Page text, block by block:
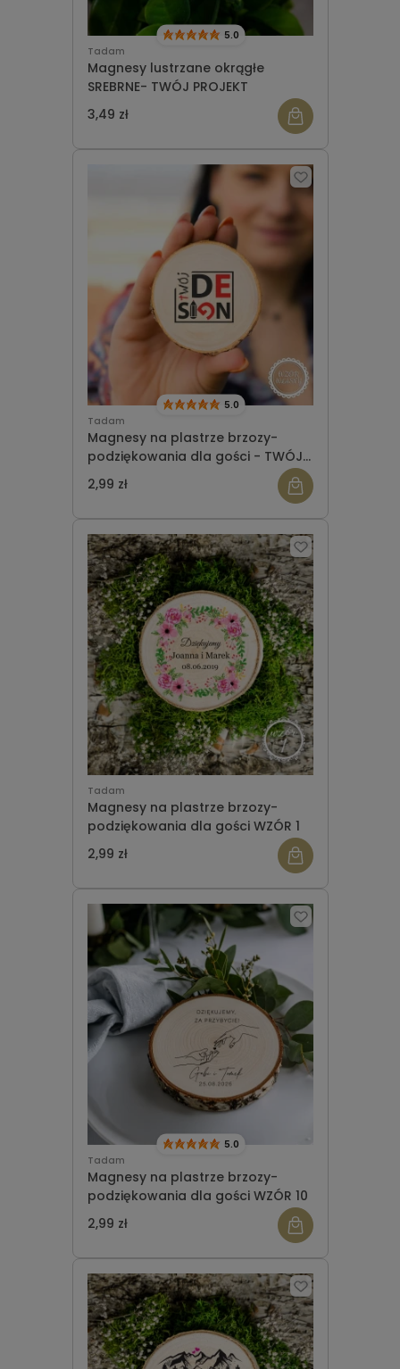
Tadam
Magnesy lustrzane okrągłe
SREBRNE- TWÓJ PROJEKT
5.0
3,49 zł
Tadam
Magnesy na plastrze brzozy-
podziękowania dla gości - TWÓJ
PROJEKT
5.0
2,99 zł
Tadam
Magnesy na plastrze brzozy-
podziękowania dla gości WZÓR 1
2,99 zł
Tadam
Magnesy na plastrze brzozy-
podziękowania dla gości WZÓR 10
5.0
2,99 zł